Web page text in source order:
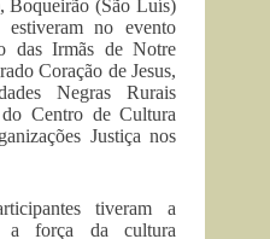
Boqueirão (São Luís)
no evento
das Irmãs de Notre
Coração de Jesus,
Negras Rurais
Centro de Cultura
Justiça nos
tiveram a
a força da cultura